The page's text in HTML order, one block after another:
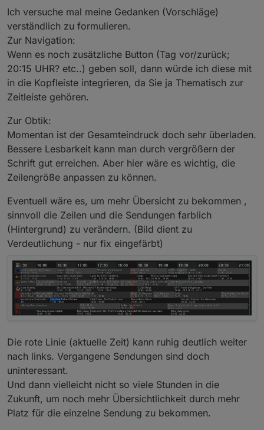
Bei mir benötigt der Adapter bei 5 geladenen Tagen
ca 90-110MB.
harmonisch in Gesamtbild einfügen. Eigentlich
passen sie nirgends so richtig hin ohne einen
neuen Bereich oben unten links rechts zu
eröffnen. evtl habt ihr ja Vorschläge
ZoomIn/Out, sowie konfigurierbare Zeilenhöhe
Dynamisch mehr oder weniger Platz auf der
Zeitleiste.
Da ja manche Sendungen sehr kurz sind, sind
Tablet oder Gerät mit Touchfunktion sollte das mit
Pinch umgesetzt werden. Für Desktops
benötigen wir einen Plus/Minus-Knopf (auch
hier das Problem der Navigation)
Aktuell hat eine halbe Stunde einen
vorgegebenen Wert von 120px, je nach Zoom
soll hier ein andere Größe in die Berechnung
einfließen. Ausprobieren muss ich, ob ich das
stufenlos machen kann oder ob ich nur vielfache
von 120/60/30 nehmen kann, so das das Layout
bündig berechnet wird.
Ich versuche mal meine Gedanken (Vorschläge)
verständlich zu formulieren.
Zur Navigation:
Wenn es noch zusätzliche Button (Tag vor/zurück;
20:15 UHR? etc..) geben soll, dann würde ich diese mit
in die Kopfleiste integrieren, da Sie ja Thematisch zur
Zeitleiste gehören.
Zur Obtik:
Momentan ist der Gesamteindruck doch sehr überladen.
Bessere Lesbarkeit kann man durch vergrößern der
Schrift gut erreichen. Aber hier wäre es wichtig, die
Zeilengröße anpassen zu können.
Eventuell wäre es, um mehr Übersicht zu bekommen ,
sinnvoll die Zeilen und die Sendungen farblich
(Hintergrund) zu verändern. (Bild dient zu
Verdeutlichung - nur fix eingefärbt)
Die rote Linie (aktuelle Zeit) kann ruhig deutlich weiter
nach links. Vergangene Sendungen sind doch
uninteressant.
Und dann vielleicht nicht so viele Stunden in die
Zukunft, um noch mehr Übersichtlichkeit durch mehr
Platz für die einzelne Sendung zu bekommen.